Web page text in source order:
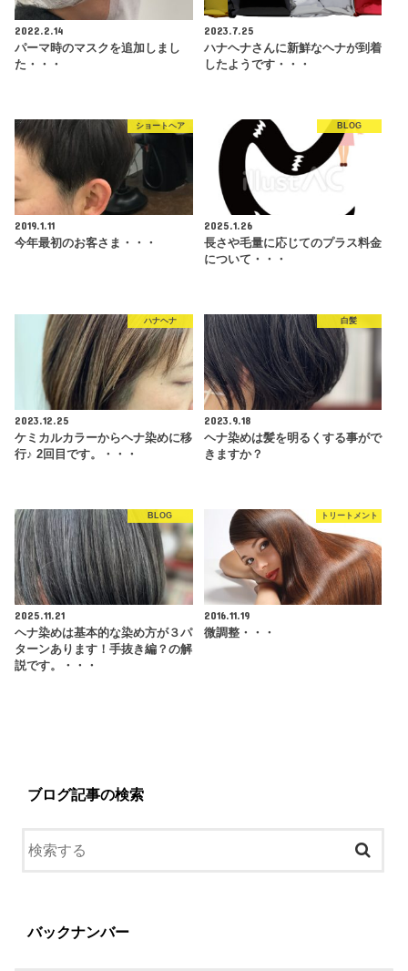
2022.2.14
パーマ時のマスクを追加しまし
た・・・
2023.7.25
ハナヘナさんに新鮮なヘナが到着
したようです・・・
ショートヘア
2019.1.11
今年最初のお客さま・・・
BLOG
2025.1.26
長さや毛量に応じてのプラス料金
について・・・
ハナヘナ
2023.12.25
ケミカルカラーからヘナ染めに移
行♪ 2回目です。・・・
白髪
2023.9.18
ヘナ染めは髪を明るくする事がで
きますか？
BLOG
2025.11.21
ヘナ染めは基本的な染め方が３パ
ターンあります！手抜き編？の解
説です。・・・
トリートメント
2016.11.19
微調整・・・
ブログ記事の検索
バックナンバー